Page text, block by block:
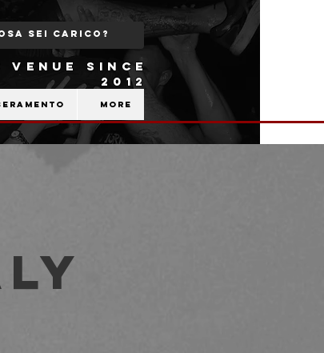
VENUE SINCE
2012
More